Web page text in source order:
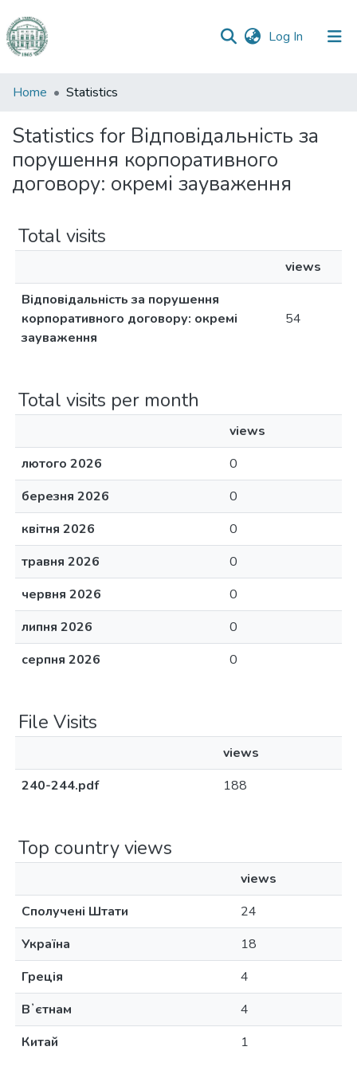
Log In (current)
Communities
Collections
All of DSpace
Home Statistics
Statistics for Відповідальність за
порушення корпоративного
договору: окремі зауваження
Total visits
views
Відповідальність за порушення
корпоративного договору: окремі
зауваження
54
Total visits per month
views
лютого 2026
0
березня 2026
0
квітня 2026
0
травня 2026
0
червня 2026
0
липня 2026
0
серпня 2026
0
File Visits
views
240-244.pdf
188
Top country views
views
Сполучені Штати
24
Україна
18
Греція
4
Вʼєтнам
4
Китай
1